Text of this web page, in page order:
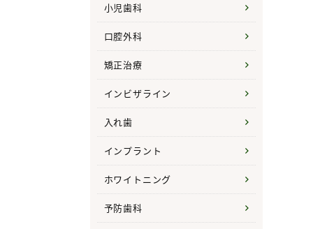
小児歯科
口腔外科
矯正治療
インビザライン
入れ歯
インプラント
ホワイトニング
予防歯科